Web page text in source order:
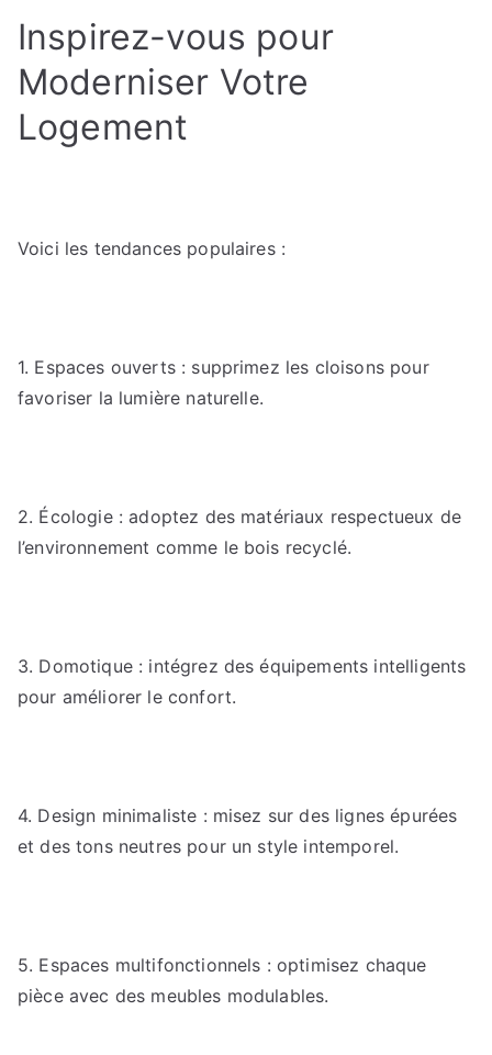
Inspirez-vous pour
Moderniser Votre
Logement
Voici les tendances populaires :
1. Espaces ouverts : supprimez les cloisons pour
favoriser la lumière naturelle.
2. Écologie : adoptez des matériaux respectueux de
l’environnement comme le bois recyclé.
3. Domotique : intégrez des équipements intelligents
pour améliorer le confort.
4. Design minimaliste : misez sur des lignes épurées
et des tons neutres pour un style intemporel.
5. Espaces multifonctionnels : optimisez chaque
pièce avec des meubles modulables.